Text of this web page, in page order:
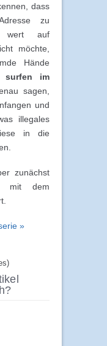
dass
zu
wert auf
möchte,
Hände
surfen im
sagen,
und
illegales
in die
zunächst
mit dem
»